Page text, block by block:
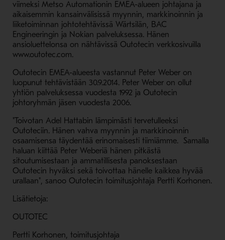
viimeksi Metso Automationin EMEA-alueen johtajana ja
aikaisemmin kansainvälisissä myynnin, markkinoinnin ja
liiketoiminnan johtotehtävissä Wärtsilän, BAC
Engineeringin ja Nokian palveluksessa. Hänen
ansioluettelonsa on nähtävissä Outotecin verkkosivuilla
www.outotec.com.
Outotecin EMEA-alueesta vastannut Peter Weber on
luopunut tehtävistään 30.9.2014. Peter Weber on ollut
yhtiön palveluksessa vuodesta 1992 ja Outotecin
johtoryhmän jäsen vuodesta 2006.
"Toivotan Adel Hattabin lämpimästi tervetulleeksi
Outoteciin. Hänen vahva myynnin ja markkinoinnin
osaamisensa täydentää erinomaisesti tiimiämme. Samalla
haluan kiittää Peter Weberiä hänen pitkästä
sitoutumisestaan ja ammatillisesta panoksestaan
Outotecin hyväksi sekä toivottaa hänelle kaikkea hyvää
urallaan", sanoo Outotecin toimitusjohtaja Pertti Korhonen.
Lisätietoja:
OUTOTEC
Pertti Korhonen, toimitusjohtaja